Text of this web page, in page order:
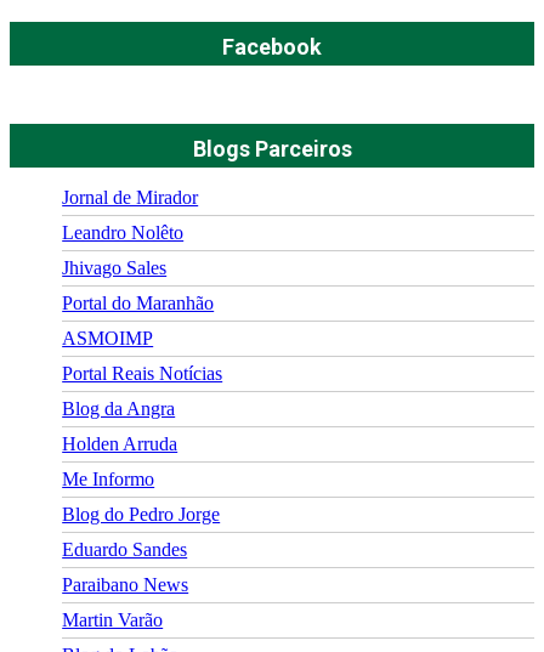
Facebook
Blogs Parceiros
Jornal de Mirador
Leandro Nolêto
Jhivago Sales
Portal do Maranhão
ASMOIMP
Portal Reais Notí­cias
Blog da Angra
Holden Arruda
Me Informo
Blog do Pedro Jorge
Eduardo Sandes
Paraibano News
Martin Varão